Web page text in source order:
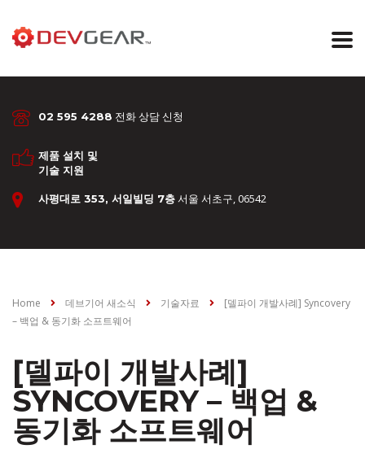
02 595 4288 전화 상담 신청
제품 설치 및
기술 지원
사평대로 353, 서일빌딩 7층서울 서초구, 06542
Home 데브기어 새소식 기술자료
[델파이 개발사례] Syncovery
– 백업 & 동기화 소프트웨어
[델파이 개발사례]
SYNCOVERY – 백업 &
동기화 소프트웨어